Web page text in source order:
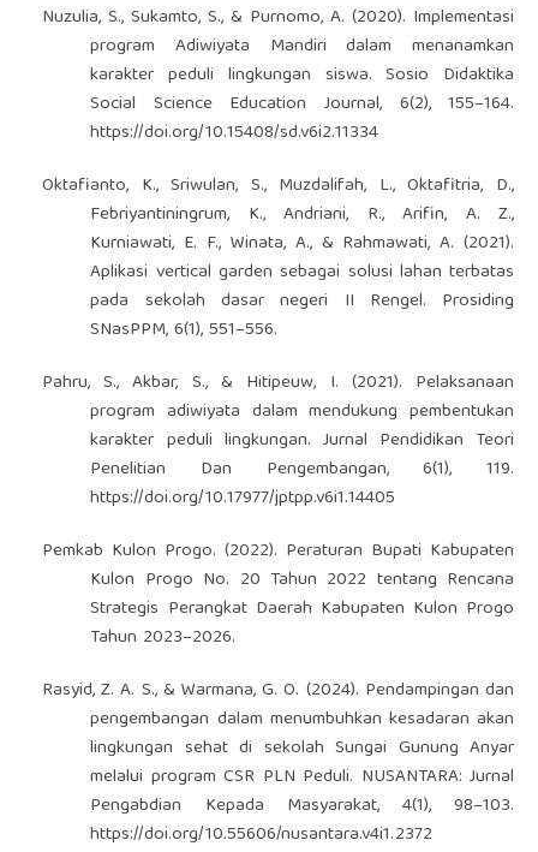
Nuzulia, S., Sukamto, S., & Purnomo, A. (2020). Implementasi
program Adiwiyata Mandiri dalam menanamkan
karakter peduli lingkungan siswa. Sosio Didaktika
Social Science Education Journal, 6(2), 155–164.
https://doi.org/10.15408/sd.v6i2.11334
Oktafianto, K., Sriwulan, S., Muzdalifah, L., Oktafitria, D.,
Febriyantiningrum, K., Andriani, R., Arifin, A. Z.,
Kurniawati, E. F., Winata, A., & Rahmawati, A. (2021).
Aplikasi vertical garden sebagai solusi lahan terbatas
pada sekolah dasar negeri II Rengel. Prosiding
SNasPPM, 6(1), 551–556.
Pahru, S., Akbar, S., & Hitipeuw, I. (2021). Pelaksanaan
program adiwiyata dalam mendukung pembentukan
karakter peduli lingkungan. Jurnal Pendidikan Teori
Penelitian Dan Pengembangan, 6(1), 119.
https://doi.org/10.17977/jptpp.v6i1.14405
Pemkab Kulon Progo. (2022). Peraturan Bupati Kabupaten
Kulon Progo No. 20 Tahun 2022 tentang Rencana
Strategis Perangkat Daerah Kabupaten Kulon Progo
Tahun 2023–2026.
Rasyid, Z. A. S., & Warmana, G. O. (2024). Pendampingan dan
pengembangan dalam menumbuhkan kesadaran akan
lingkungan sehat di sekolah Sungai Gunung Anyar
melalui program CSR PLN Peduli. NUSANTARA: Jurnal
Pengabdian Kepada Masyarakat, 4(1), 98–103.
https://doi.org/10.55606/nusantara.v4i1.2372